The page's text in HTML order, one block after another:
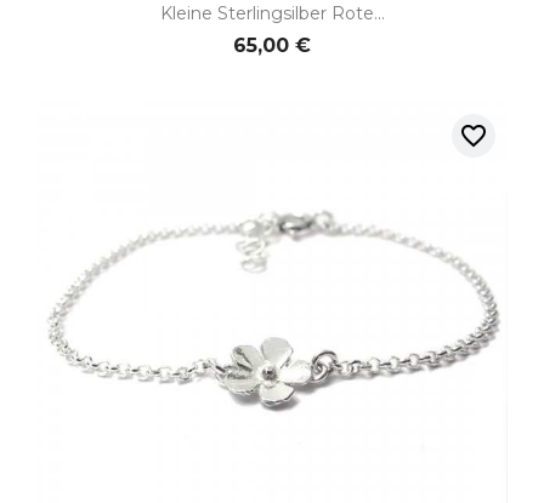
Kleine Sterlingsilber Rote...
65,00 €
favorite_border